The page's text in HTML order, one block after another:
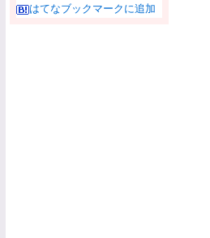
はてなブックマークに追加